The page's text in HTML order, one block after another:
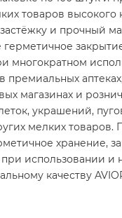
товаров высокого
и прочный
многократном
премиальных
магазинах и
украшений,
мелких товаров.
хранение,
использовании и
качеству